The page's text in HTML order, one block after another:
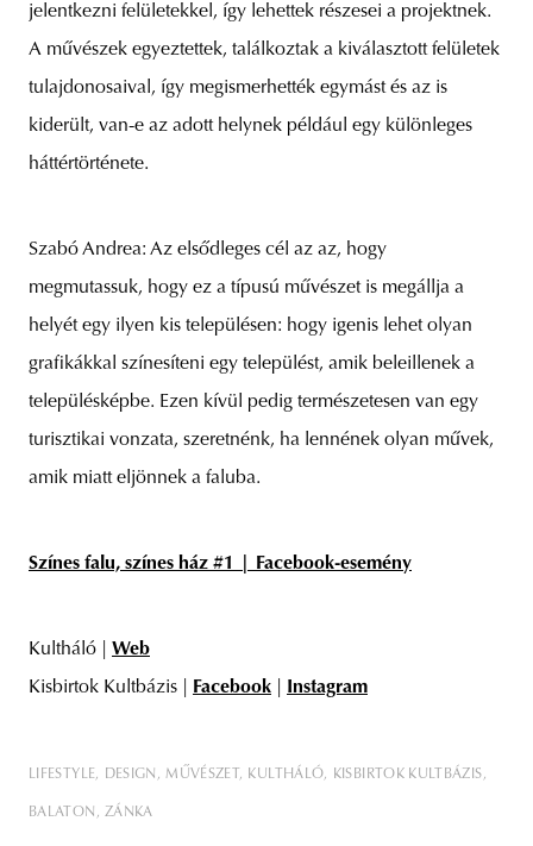
jelentkezni felületekkel, így lehettek részesei a projektnek.
A művészek egyeztettek, találkoztak a kiválasztott felületek
tulajdonosaival, így megismerhették egymást és az is
kiderült, van-e az adott helynek például egy különleges
háttértörténete.
Szabó Andrea: Az elsődleges cél az az, hogy
megmutassuk, hogy ez a típusú művészet is megállja a
helyét egy ilyen kis településen: hogy igenis lehet olyan
grafikákkal színesíteni egy települést, amik beleillenek a
településképbe. Ezen kívül pedig természetesen van egy
turisztikai vonzata, szeretnénk, ha lennének olyan művek,
amik miatt eljönnek a faluba.
Színes falu, színes ház #1 | Facebook-esemény
Kultháló | Web
Kisbirtok Kultbázis |
Facebook Instagram
LIFESTYLE DESIGN MŰVÉSZET KULTHÁLÓ KISBIRTOK KULTBÁZIS
BALATON ZÁNKA